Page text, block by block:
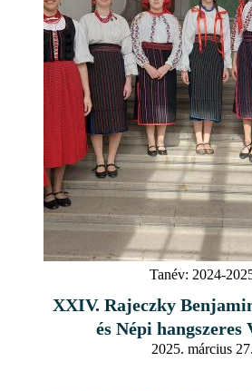
Tanév: 2024-
XXIV. Rajeczky
és Népi hangszeres
2025. március 27.